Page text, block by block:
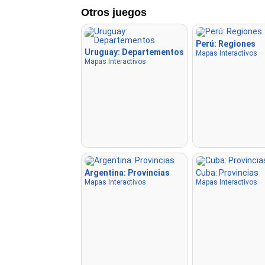
Otros juegos
Uruguay: Departementos
Mapas Interactivos
Perú: Regiones
Mapas Interactivos
Argentina: Provincias
Mapas Interactivos
Cuba: Provincias
Mapas Interactivos